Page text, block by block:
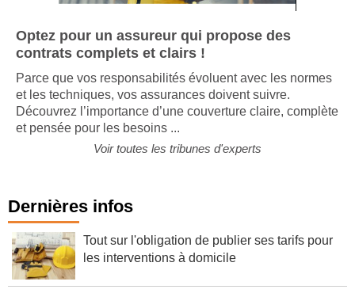
Optez pour un assureur qui propose des
contrats complets et clairs !
Parce que vos responsabilités évoluent avec les normes
et les techniques, vos assurances doivent suivre.
Découvrez l’importance d’une couverture claire, complète
Dernières infos
Tout sur l'obligation de publier ses tarifs pour